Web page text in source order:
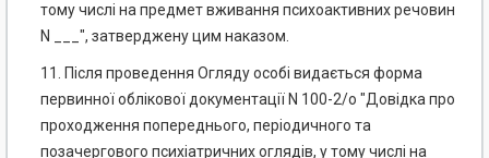
тому числі на предмет вживання психоактивних речовин
N ___", затверджену цим наказом.
11. Після проведення Огляду особі видається форма
первинної облікової документації N 100-2/о "Довідка про
проходження попереднього, періодичного та
позачергового психіатричних оглядів, у тому числі на